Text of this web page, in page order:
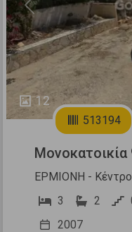
12
Previous
513194
ΕΡΜΙΟΝΗ - Κέντρο
3
2
2007